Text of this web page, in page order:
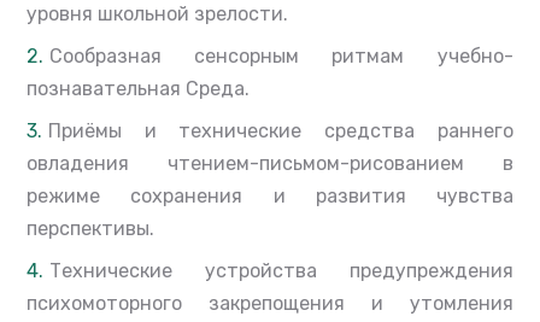
уровня школьной зрелости.
Сообразная сенсорным ритмам учебно-
познавательная Среда.
Приёмы и технические средства раннего
овладения чтением-письмом-рисованием в
режиме сохранения и развития чувства
перспективы.
Технические устройства предупреждения
психомоторного закрепощения и утомления